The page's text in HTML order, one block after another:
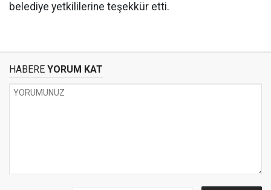
belediye yetkililerine teşekkür etti.
HABERE YORUM KAT